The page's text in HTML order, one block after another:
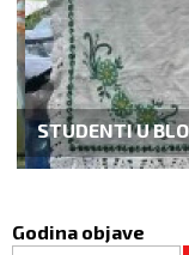
STUDENTI U
Godina objave